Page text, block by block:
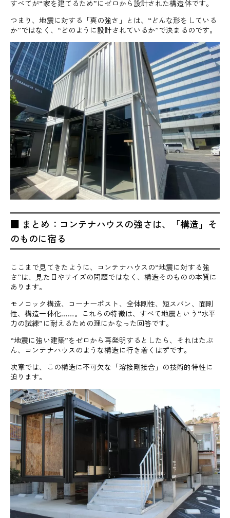
すべてが“家を建てるため”にゼロから設計された構造体です。
つまり、地震に対する「真の強さ」とは、“どんな形をしている
か”ではなく、“どのように設計されているか”で決まるのです。
■ まとめ：コンテナハウスの強さは、「構造」そ
のものに宿る
ここまで見てきたように、コンテナハウスの“地震に対する強
さ”は、見た目やサイズの問題ではなく、構造そのものの本質に
あります。
モノコック構造、コーナーポスト、全体剛性、短スパン、面剛
性、構造一体化……。これらの特徴は、すべて地震という“水平
力の試練”に耐えるための理にかなった回答です。
“地震に強い建築”をゼロから再発明するとしたら、それはたぶ
ん、コンテナハウスのような構造に行き着くはずです。
次章では、この構造に不可欠な「溶接剛接合」の技術的特性に
迫ります。